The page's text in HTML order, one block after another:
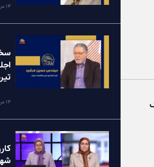
۱۴ مرداد ۱۴۰۵
۱۴ مرداد ۱۴۰۵